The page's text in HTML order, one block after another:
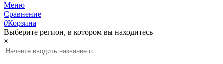
Меню
Сравнение
0Корзина
Выберите регион, в котором вы находитесь
×